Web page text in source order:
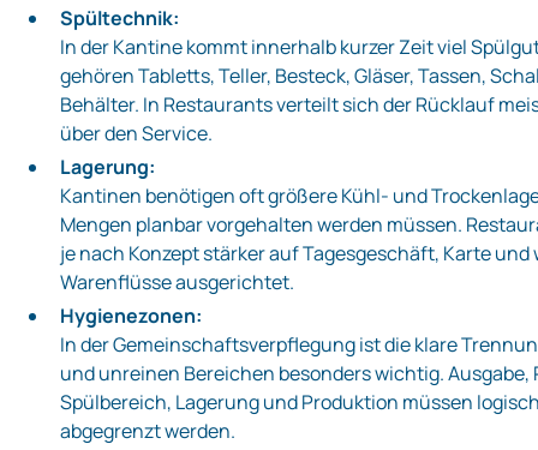
Spültechnik:
In der Kantine kommt innerhalb kurzer Zeit viel
gehören Tabletts, Teller, Besteck, Gläser, Tassen,
Behälter. In Restaurants verteilt sich der Rücklauf
über den Service.
Lagerung:
Kantinen benötigen oft größere Kühl- und
Mengen planbar vorgehalten werden müssen.
je nach Konzept stärker auf Tagesgeschäft, Karte
Warenflüsse ausgerichtet.
Hygienezonen:
In der Gemeinschaftsverpflegung ist die klare
und unreinen Bereichen besonders wichtig. Ausgabe,
Spülbereich, Lagerung und Produktion müssen
abgegrenzt werden.